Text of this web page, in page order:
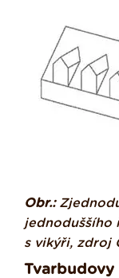
Obr.:
jednoduššího
s vikýři, zdroj
Tvarbudovy